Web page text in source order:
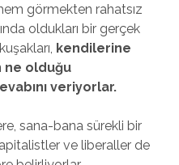
görmekten rahatsız
oldukları bir gerçek
kendilerine
ne olduğu
veriyorlar.
sana-bana sürekli bir
ve liberaller de